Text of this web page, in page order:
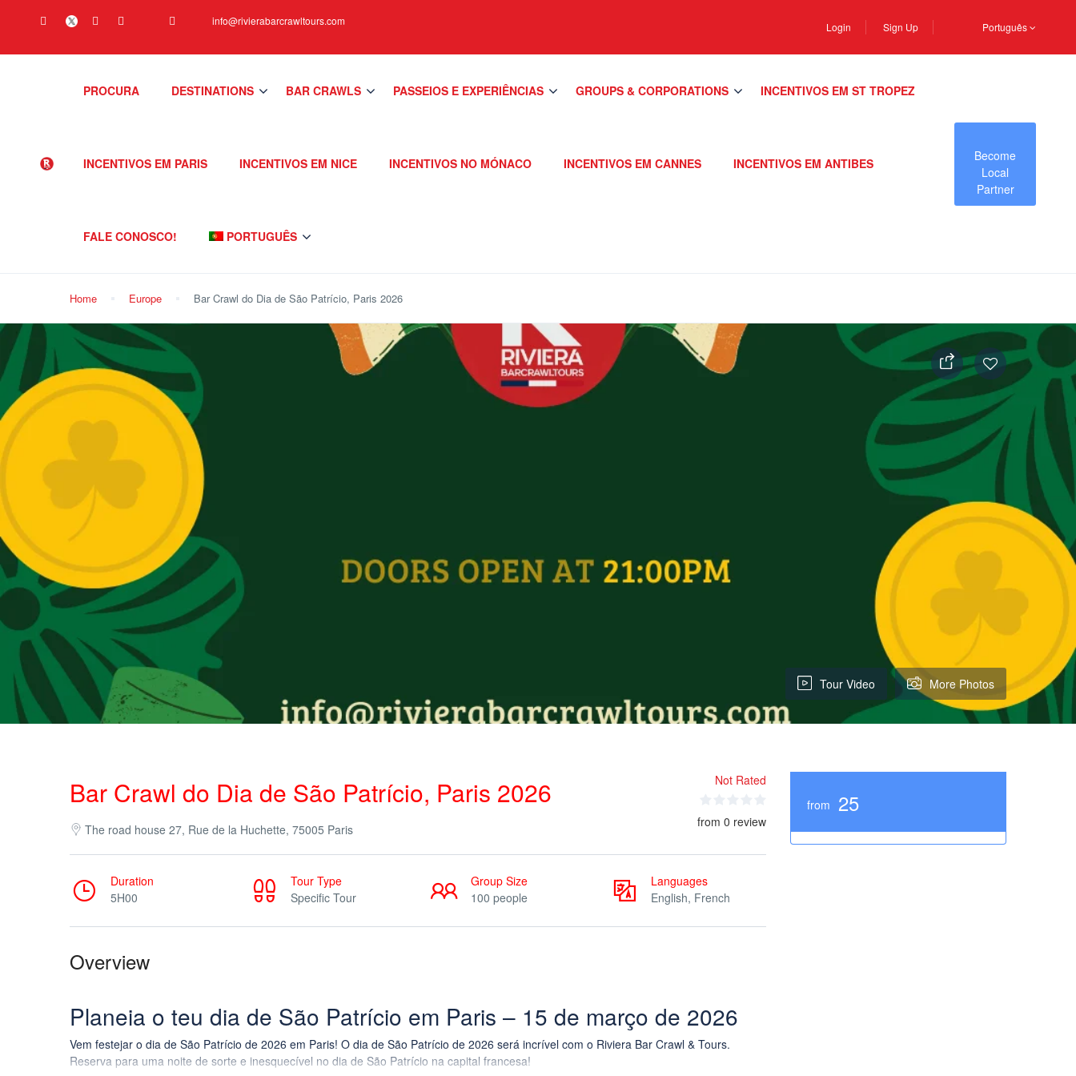
info@rivierabarcrawltours.com Login Sign Up Português
PROCURA DESTINATIONS BAR CRAWLS PASSEIOS E EXPERIÊNCIAS GROUPS & CORPORATIONS INCENTIVOS EM ST TROPEZ
INCENTIVOS EM PARIS INCENTIVOS EM NICE INCENTIVOS NO MÓNACO INCENTIVOS EM CANNES INCENTIVOS EM ANTIBES
FALE CONOSCO! PORTUGUÊS
Become
Local
Partner
Home Europe Bar Crawl do Dia de São Patrício, Paris 2026
Tour Video More Photos
Bar Crawl do Dia de São Patrício, Paris 2026
The road house 27, Rue de la Huchette, 75005 Paris
Not Rated
from 0 review
Duration
5H00
Tour Type
Specific Tour
Group Size
100 people
Languages
English, French
Overview
Planeia o teu dia de São Patrício em Paris – 15 de março de 2026
Vem festejar o dia de São Patrício de 2026 em Paris! O dia de São Patrício de 2026 será incrível com o Riviera Bar Crawl & Tours.
Reserva para uma noite de sorte e inesquecível no dia de São Patrício na capital francesa!
from 25